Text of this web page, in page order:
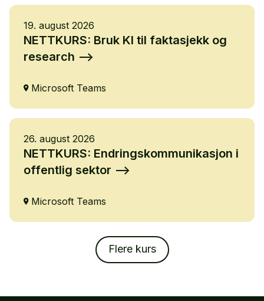
19. august 2026
NETTKURS: Bruk KI til faktasjekk og
research
Microsoft Teams
26. august 2026
NETTKURS: Endringskommunikasjon i
offentlig sektor
Microsoft Teams
Flere kurs